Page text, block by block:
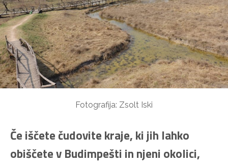
Fotografija: Zsolt Iski
Če iščete čudovite kraje, ki jih lahko
obiščete v Budimpešti in njeni okolici,